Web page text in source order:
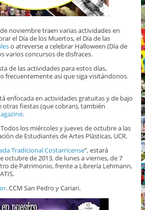
de noviembre traen varias actividades en
el Día de los Muertos, el Día de las
o atreverse a celebrar Halloween (Día de
varios concursos de disfraces.
de las actividades para estos días,
frecuentemente así que siga visitándonos.
enfocada en actividades gratuitas y de bajo
otras fiestas (que cobran), también
.
los miércoles y jueves de octubre a las
de Estudiantes de Artes Plásticas, UCR.
Tradicional Costarricense”, estará
octubre de 2013, de lunes a viernes, de 7
de Patrimonio, frente a Librería Lehmann,
. CCM San Pedro y Cariari.